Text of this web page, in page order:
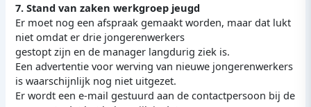
7. Stand van zaken werkgroep jeugd
Er moet nog een afspraak gemaakt worden, maar dat lukt
niet omdat er drie jongerenwerkers
gestopt zijn en de manager langdurig ziek is.
Een advertentie voor werving van nieuwe jongerenwerkers
is waarschijnlijk nog niet uitgezet.
Er wordt een e-mail gestuurd aan de contactpersoon bij de